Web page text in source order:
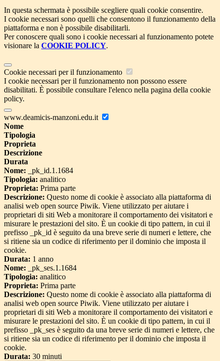
In questa schermata è possibile scegliere quali cookie consentire.
I cookie necessari sono quelli che consentono il funzionamento della
piattaforma e non è possibile disabilitarli.
Per conoscere quali sono i cookie necessari al funzionamento potete
visionare la COOKIE POLICY.
Cookie necessari per il funzionamento
I cookie necessari per il funzionamento non possono essere
disabilitati. È possibile consultare l'elenco nella pagina della cookie
policy.
www.deamicis-manzoni.edu.it
Nome
Tipologia
Proprieta
Descrizione
Durata
Nome: _pk_id.1.1684
Tipologia: analitico
Proprieta: Prima parte
Descrizione: Questo nome di cookie è associato alla piattaforma di
analisi web open source Piwik. Viene utilizzato per aiutare i
proprietari di siti Web a monitorare il comportamento dei visitatori e
misurare le prestazioni del sito. È un cookie di tipo pattern, in cui il
prefisso _pk_id è seguito da una breve serie di numeri e lettere, che
si ritiene sia un codice di riferimento per il dominio che imposta il
cookie.
Durata: 1 anno
Nome: _pk_ses.1.1684
Tipologia: analitico
Proprieta: Prima parte
Descrizione: Questo nome di cookie è associato alla piattaforma di
analisi web open source Piwik. Viene utilizzato per aiutare i
proprietari di siti Web a monitorare il comportamento dei visitatori e
misurare le prestazioni del sito. È un cookie di tipo pattern, in cui il
prefisso _pk_ses è seguito da una breve serie di numeri e lettere, che
si ritiene sia un codice di riferimento per il dominio che imposta il
cookie.
Durata: 30 minuti